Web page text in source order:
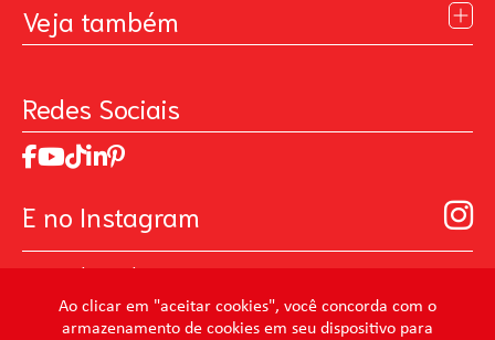
Ao clicar em "aceitar cookies", você concorda com o
armazenamento de cookies em seu dispositivo para
Contato
Trabalhe Conosco
Relatório de Sustentabilidade 2025
Código de ética
Acionistas
Prevenir Não Dói
Veja também
MasterChef
Art Of Love
Seja um distribuidor de Limpeza Profissional
Redes Sociais
E no Instagram
@mundocondor
@condorbeleza